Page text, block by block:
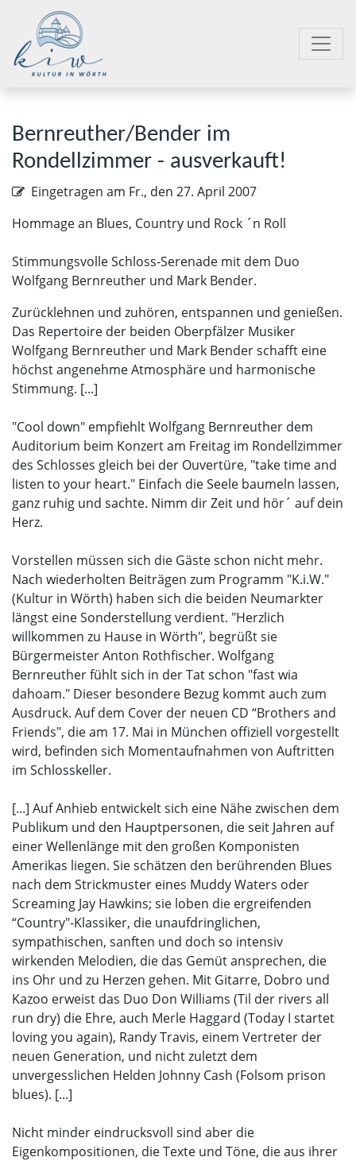
Bernreuther/Bender im
Rondellzimmer - ausverkauft!
Eingetragen am Fr., den 27. April 2007
Hommage an Blues, Country und Rock ´n Roll
Stimmungsvolle Schloss-Serenade mit dem Duo
Wolfgang Bernreuther und Mark Bender.
Zurücklehnen und zuhören, entspannen und genießen.
Das Repertoire der beiden Oberpfälzer Musiker
Wolfgang Bernreuther und Mark Bender schafft eine
höchst angenehme Atmosphäre und harmonische
Stimmung. [...]
"Cool down" empfiehlt Wolfgang Bernreuther dem
Auditorium beim Konzert am Freitag im Rondellzimmer
des Schlosses gleich bei der Ouvertüre, "take time and
listen to your heart." Einfach die Seele baumeln lassen,
ganz ruhig und sachte. Nimm dir Zeit und hör´ auf dein
Herz.
Vorstellen müssen sich die Gäste schon nicht mehr.
Nach wiederholten Beiträgen zum Programm "K.i.W."
(Kultur in Wörth) haben sich die beiden Neumarkter
längst eine Sonderstellung verdient. "Herzlich
willkommen zu Hause in Wörth", begrüßt sie
Bürgermeister Anton Rothfischer. Wolfgang
Bernreuther fühlt sich in der Tat schon "fast wia
dahoam." Dieser besondere Bezug kommt auch zum
Ausdruck. Auf dem Cover der neuen CD “Brothers and
Friends", die am 17. Mai in München offiziell vorgestellt
wird, befinden sich Momentaufnahmen von Auftritten
im Schlosskeller.
[...] Auf Anhieb entwickelt sich eine Nähe zwischen dem
Publikum und den Hauptpersonen, die seit Jahren auf
einer Wellenlänge mit den großen Komponisten
Amerikas liegen. Sie schätzen den berührenden Blues
nach dem Strickmuster eines Muddy Waters oder
Screaming Jay Hawkins; sie loben die ergreifenden
“Country"-Klassiker, die unaufdringlichen,
sympathischen, sanften und doch so intensiv
wirkenden Melodien, die das Gemüt ansprechen, die
ins Ohr und zu Herzen gehen. Mit Gitarre, Dobro und
Kazoo erweist das Duo Don Williams (Til der rivers all
run dry) die Ehre, auch Merle Haggard (Today I startet
loving you again), Randy Travis, einem Vertreter der
neuen Generation, und nicht zuletzt dem
unvergesslichen Helden Johnny Cash (Folsom prison
blues). [...]
Nicht minder eindrucksvoll sind aber die
Eigenkompositionen, die Texte und Töne, die aus ihrer